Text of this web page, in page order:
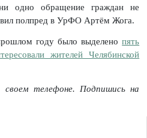
одно обращение граждан не
полпред в УрФО Артём Жога.
году было выделенопять
жителей Челябинской
своем телефоне. Подпишись на